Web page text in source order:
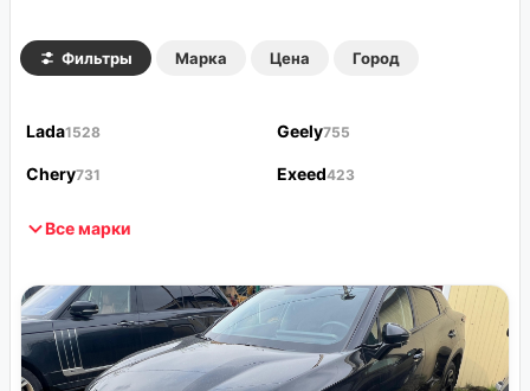
Фильтры Марка Цена Город
Lada1528 Geely755
Chery731 Exeed423
Все марки